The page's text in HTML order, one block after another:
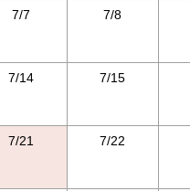
7/7 7/8
7/14 7/15
7/21 7/22